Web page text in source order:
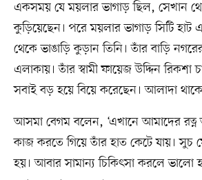
একসময় যে ময়লার ভাগাড় ছিল, সেখান
কুড়িয়েছেন। পরে ময়লার ভাগাড় সিটি
থেকে ভাঙাড়ি কুড়ান তিনি। তাঁর বাড়ি
এলাকায়। তাঁর স্বামী ফায়েজ উদ্দিন রিকশা
সবাই বড় হয়ে বিয়ে করেছেন। আলাদা
আসমা বেগম বলেন, ‘এখানে আমাদের রত্ন
কাজ করতে গিয়ে তাঁর হাত কেটে যায়।
হয়। আবার সামান্য চিকিৎসা করলে ভালো